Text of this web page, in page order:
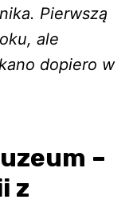
Pierwszą
ale
dopiero w
–
z